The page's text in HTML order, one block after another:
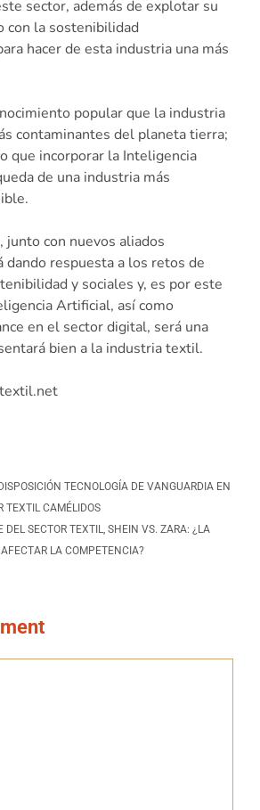
sector, además de explotar su
con la sostenibilidad
hacer de esta industria una más
popular que la industria
contaminantes del planeta tierra;
que incorporar la Inteligencia
de una industria más
con nuevos aliados
dando respuesta a los retos de
y sociales y, es por este
Artificial, así como
en el sector digital, será una
bien a la industria textil.
TECNOLOGÍA DE VANGUARDIA EN
TEXTIL CAMÉLIDOS
DEL SECTOR TEXTIL, SHEIN VS. ZARA: ¿LA
LA COMPETENCIA?